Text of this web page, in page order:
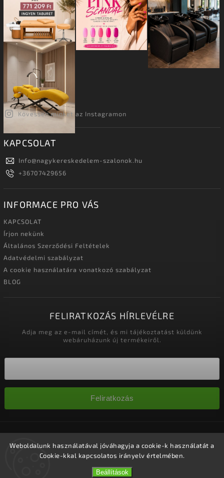
Weboldalunk használatával jóváhagyja a cookie-k használatát a
Cookie-kkal kapcsolatos irányelv értelmében.
Beállítások
Kövessen minket az Instagramon
KAPCSOLAT
Info@nagykereskedelem-szalonok.hu
+36707429656
INFORMACE PRO VÁS
KAPCSOLAT
Írjon nekünk
Általános Szerződési Feltételek
Adatvédelmi szabályzat
A cookie használatára vonatkozó szabályzat
BLOG
FELIRATKOZÁS HÍRLEVÉLRE
Adja meg az e-mail címét, és mi tájékoztatást küldünk
webáruházunk új termékeiről.
Feliratkozás
fenntartva.
Süti beállítások szerkesztése
Shoptet| DesignShoptak.cz.